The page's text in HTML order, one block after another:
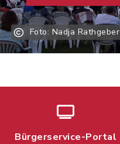
Foto: Nadja Rathgeber
Bürgerservice-Portal